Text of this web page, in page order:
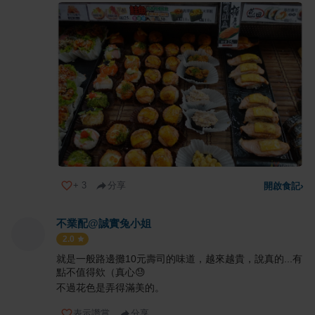
+ 3 分享 開啟食記›
不業配@誠實兔小姐
2.0
就是一般路邊攤10元壽司的味道，越來越貴，說真的...有
點不值得欸（真心😓
不過花色是弄得滿美的。